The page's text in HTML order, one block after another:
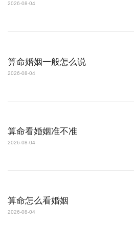
2026-08-04
算命婚姻一般怎么说
2026-08-04
算命看婚姻准不准
2026-08-04
算命怎么看婚姻
2026-08-04